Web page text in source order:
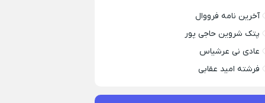
آخرین نامه فرووال
پتک شروین حاجی پور
عادی نی عرشیاس
فرشته امید عقابی